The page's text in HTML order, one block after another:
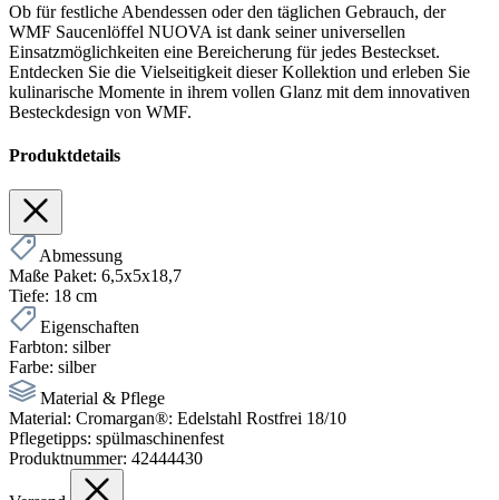
Ob für festliche Abendessen oder den täglichen Gebrauch, der
WMF Saucenlöffel NUOVA ist dank seiner universellen
Einsatzmöglichkeiten eine Bereicherung für jedes Besteckset.
Entdecken Sie die Vielseitigkeit dieser Kollektion und erleben Sie
kulinarische Momente in ihrem vollen Glanz mit dem innovativen
Besteckdesign von WMF.
Produktdetails
Abmessung
Maße Paket: 6,5x5x18,7
Tiefe: 18 cm
Eigenschaften
Farbton: silber
Farbe: silber
Material & Pflege
Material: Cromargan®: Edelstahl Rostfrei 18/10
Pflegetipps: spülmaschinenfest
Produktnummer: 42444430